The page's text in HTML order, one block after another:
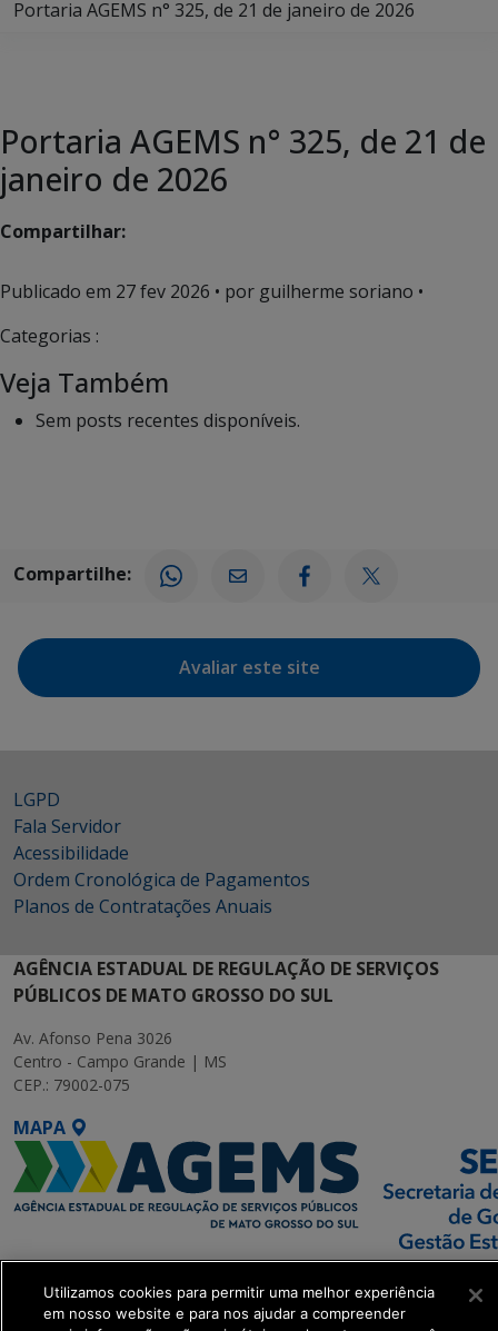
Portaria AGEMS n° 325, de 21 de janeiro de 2026
Portaria AGEMS n° 325, de 21 de
janeiro de 2026
Compartilhar:
Publicado em 27 fev 2026 • por guilherme soriano •
Categorias :
Veja Também
Sem posts recentes disponíveis.
Compartilhe:
Avaliar este site
LGPD
Fala Servidor
Acessibilidade
Ordem Cronológica de Pagamentos
Planos de Contratações Anuais
AGÊNCIA ESTADUAL DE REGULAÇÃO DE SERVIÇOS
PÚBLICOS DE MATO GROSSO DO SUL
Av. Afonso Pena 3026
Centro - Campo Grande | MS
CEP.: 79002-075
MAPA
SETDIG | Secretaria-
Executiva de
Utilizamos cookies para permitir uma melhor experiência
em nosso website e para nos ajudar a compreender